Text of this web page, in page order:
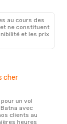
au cours des
ne constituent
et les prix
cher
avec
clients au
heures